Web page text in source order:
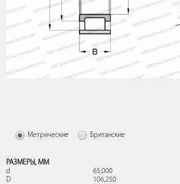
Метрические Британские
РАЗМЕРЫ, ММ
d
65,000
D
106,250